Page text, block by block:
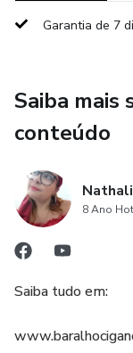
3 - Conclusão:
ASSIM COMO
Garantia de 7
Saiba mais
conteúdo
8 Ano
Saiba tudo em: